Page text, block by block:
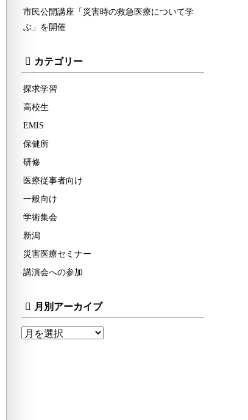
市民公開講座「災害時の救急医療について学
ぶ」を開催
カテゴリー
探求学習
高校生
EMIS
保健所
研修
医療従事者向け
一般向け
学術集会
新潟
災害医療セミナー
講演会への参加
月別アーカイブ